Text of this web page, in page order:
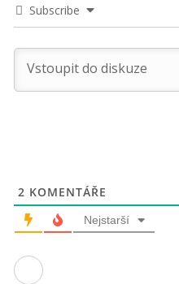
Subscribe
2 KOMENTÁŘE
Nejstarší